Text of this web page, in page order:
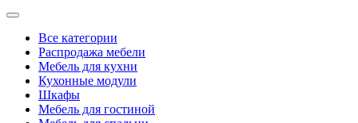
Все категории
Распродажа мебели
Мебель для кухни
Кухонные модули
Шкафы
Мебель для гостиной